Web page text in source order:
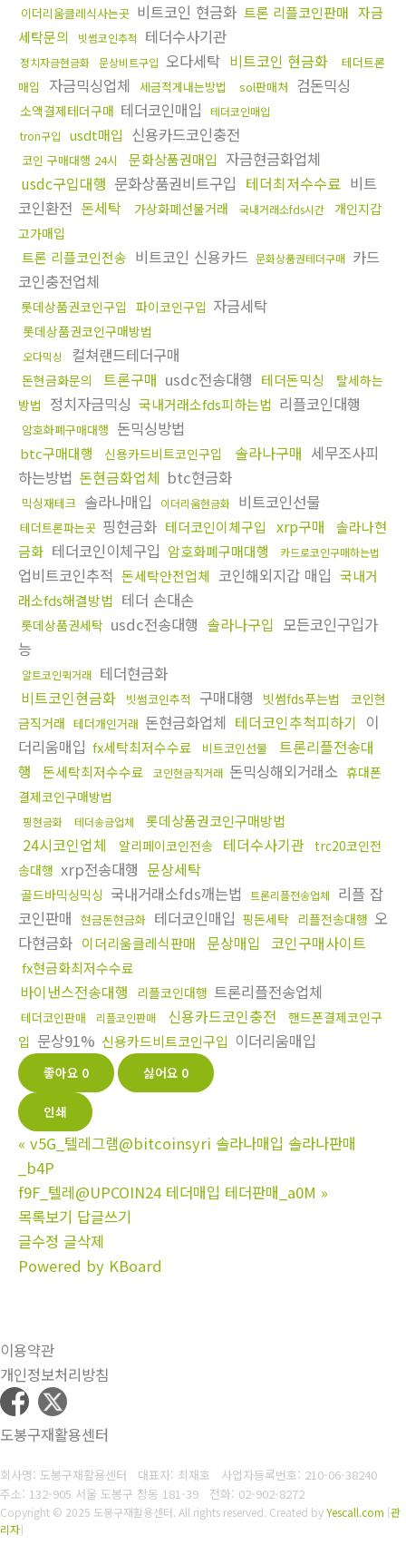
이더리움클레식사는곳 비트코인 현금화 트론 리플코인판매 자금
세탁문의
빗썸코인추적 테더수사기관
정치자금현금화 문상비트구입 오다세탁 비트코인 현금화
테더트론
매입
자금믹싱업체 세금적게내는방법 sol판매처 검돈믹싱
소액결제테더구매 테더코인매입
테더코인매입
tron구입
usdt매입 신용카드코인충전
코인 구매대행 24시 문화상품권매입 자금현금화업체
usdc구입대행 문화상품권비트구입 테더최저수수료 비트
코인환전 돈세탁 가상화폐선물거래 국내거래소fds시간
개인지갑
고가매입
트론 리플코인전송 비트코인 신용카드 문화상품권테더구매 카드
코인충전업체
롯데상품권코인구입 파이코인구입 자금세탁
롯데상품권코인구매방법
오다믹싱 컬쳐랜드테더구매
돈현금화문의 트론구매 usdc전송대행 테더돈믹싱
탈세하는
방법 정치자금믹싱 국내거래소fds피하는법 리플코인대행
암호화폐구매대행 돈믹싱방법
btc구매대행 신용카드비트코인구입 솔라나구매 세무조사피
하는방법 돈현금화업체 btc현금화
믹싱재테크 솔라나매입 이더리움현금화 비트코인선물
테더트론파는곳 핑현금화 테더코인이체구입 xrp구매
솔라나현
금화 테더코인이체구입 암호화폐구매대행 카드로코인구매하는법
업비트코인추적 돈세탁안전업체 코인해외지갑 매입 국내거
래소fds해결방법 테더 손대손
롯데상품권세탁 usdc전송대행 솔라나구입 모든코인구입가
능
알트코인퀵거래 테더현금화
비트코인현금화
빗썸코인추적 구매대행 빗썸fds푸는법
코인현
금직거래 테더개인거래 돈현금화업체 테더코인추척피하기 이
더리움매입 fx세탁최저수수료 비트코인선물
트론리플전송대
행
돈세탁최저수수료 코인현금직거래 돈믹싱해외거래소 휴대폰
결제코인구매방법
핑현금화 테더송금업체 롯데상품권코인구매방법
24시코인업체 알리페이코인전송 테더수사기관
trc20코인전
송대행 xrp전송대행 문상세탁
골드바믹싱믹싱 국내거래소fds깨는법 트론리플전송업체
리플 잡
코인판매 현금돈현금화 테더코인매입 핑돈세탁 리플전송대행 오
다현금화 이더리움클레식판매 문상매입 코인구매사이트
fx현금화최저수수료
바이낸스전송대행 리플코인대행 트론리플전송업체
테더코인판매 리플코인판매 신용카드코인충전
핸드폰결제코인구
입 문상91% 신용카드비트코인구입 이더리움매입
좋아요 0 싫어요 0
인쇄
« v5G_텔레그램@bitcoinsyri 솔라나매입 솔라나판매
_b4P
f9F_텔레@UPCOIN24 테더매입 테더판매_a0M »
목록보기 답글쓰기
글수정 글삭제
Powered by KBoard
이용약관
개인정보처리방침
도봉구재활용센터
회사명: 도봉구재활용센터 대표자: 최재호 사업자등록번호: 210-06-38240
주소: 132-905 서울 도봉구 창동 181-39 전화: 02-902-8272
Copyright © 2025 도봉구재활용센터. All rights reserved. Created byYescall.com [관
리자]